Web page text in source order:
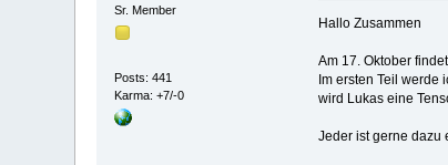
Sr. Member
Posts: 441
Karma: +7/-0
Hallo Zusammen
Am 17. Oktober
Im ersten Teil werde
wird Lukas eine
Jeder ist gerne dazu